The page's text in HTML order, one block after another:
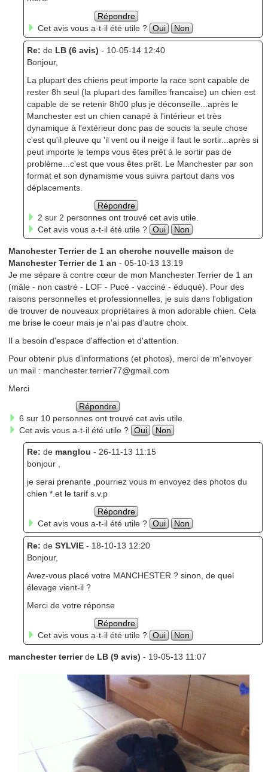
Répondre
Cet avis vous a-t-il été utile ? Oui Non
Re: de LB (6 avis) - 10-05-14 12:40
Bonjour,
La plupart des chiens peut importe la race sont capable de
rester 8h seul (la plupart des familles francaise) un chien est
capable de se retenir 8h00 plus je déconseille...après le
Manchester est un chien canapé à l'intérieur et très
dynamique à l'extérieur donc pas de soucis la seule chose
c'est qu'il pleuve qu 'il vent ou il neige il faut le sortir...après si
peut importe le temps vous êtes prêt à le sortir pas de
problème...c'est que vous êtes prêt. Le Manchester par son
format et son dynamisme vous suivra partout dans vos
déplacements.
Répondre
2 sur 2 personnes ont trouvé cet avis utile.
Cet avis vous a-t-il été utile ? Oui Non
Manchester Terrier de 1 an cherche nouvelle maison de
Manchester Terrier de 1 an - 05-10-13 13:19
Je me sépare à contre cœur de mon Manchester Terrier de 1 an
(mâle - non castré - LOF - Pucé - vacciné - éduqué). Pour des
raisons personnelles et professionnelles, je suis dans l'obligation
de trouver de nouveaux propriétaires à mon adorable chien. Cela
me brise le coeur mais je n'ai pas d'autre choix.
Il a besoin d'espace d'affection et d'attention.
Pour obtenir plus d'informations (et photos), merci de m'envoyer
un mail : manchester.terrier77@gmail.com
Merci
Répondre
6 sur 10 personnes ont trouvé cet avis utile.
Cet avis vous a-t-il été utile ? Oui Non
Re: de manglou - 26-11-13 11:15
bonjour ,
je serai prenante ,pourriez vous m envoyez des photos du
chien *.et le tarif s.v.p
Répondre
Cet avis vous a-t-il été utile ? Oui Non
Re: de SYLVIE- 18-10-13 12:20
Bonjour,
Avez-vous placé votre MANCHESTER ? sinon, de quel
élevage vient-il ?
Merci de votre réponse
Répondre
Cet avis vous a-t-il été utile ? Oui Non
manchester terrierde LB (9 avis) - 19-05-13 11:07